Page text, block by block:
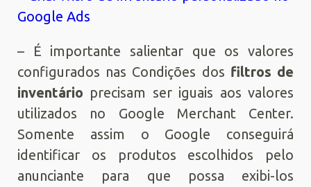
– É importante salientar que os valores
configurados nas Condições dos filtros de
inventário precisam ser iguais aos valores
utilizados no Google Merchant Center.
Somente assim o Google conseguirá
identificar os produtos escolhidos pelo
anunciante para que possa exibi-los